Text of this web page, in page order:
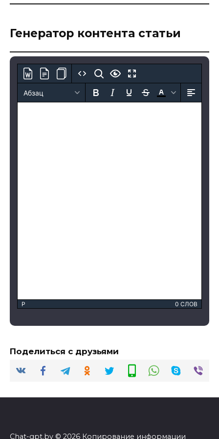
Генератор контента статьи
Абзац
P 0 СЛОВ
Поделиться с друзьями
Chat-gpt.by © 2026 Копирование информации